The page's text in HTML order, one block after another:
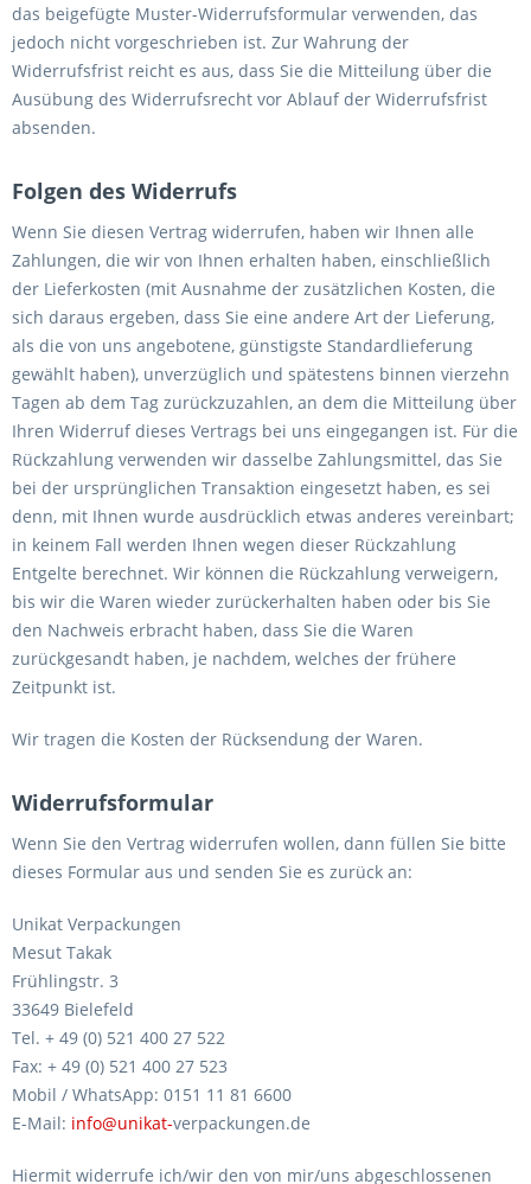
das beigefügte Muster-Widerrufsformular verwenden, das
jedoch nicht vorgeschrieben ist. Zur Wahrung der
Widerrufsfrist reicht es aus, dass Sie die Mitteilung über die
Ausübung des Widerrufsrecht vor Ablauf der Widerrufsfrist
absenden.
Folgen des Widerrufs
Wenn Sie diesen Vertrag widerrufen, haben wir Ihnen alle
Zahlungen, die wir von Ihnen erhalten haben, einschließlich
der Lieferkosten (mit Ausnahme der zusätzlichen Kosten, die
sich daraus ergeben, dass Sie eine andere Art der Lieferung,
als die von uns angebotene, günstigste Standardlieferung
gewählt haben), unverzüglich und spätestens binnen vierzehn
Tagen ab dem Tag zurückzuzahlen, an dem die Mitteilung über
Ihren Widerruf dieses Vertrags bei uns eingegangen ist. Für die
Rückzahlung verwenden wir dasselbe Zahlungsmittel, das Sie
bei der ursprünglichen Transaktion eingesetzt haben, es sei
denn, mit Ihnen wurde ausdrücklich etwas anderes vereinbart;
in keinem Fall werden Ihnen wegen dieser Rückzahlung
Entgelte berechnet. Wir können die Rückzahlung verweigern,
bis wir die Waren wieder zurückerhalten haben oder bis Sie
den Nachweis erbracht haben, dass Sie die Waren
zurückgesandt haben, je nachdem, welches der frühere
Zeitpunkt ist.
Wir tragen die Kosten der Rücksendung der Waren.
Widerrufsformular
Wenn Sie den Vertrag widerrufen wollen, dann füllen Sie bitte
dieses Formular aus und senden Sie es zurück an:
Unikat Verpackungen
Mesut Takak
Frühlingstr. 3
33649 Bielefeld
Tel. + 49 (0) 521 400 27 522
Fax: + 49 (0) 521 400 27 523
Mobil / WhatsApp: 0151 11 81 6600
E-Mail: info@unikat-verpackungen.de
Hiermit widerrufe ich/wir den von mir/uns abgeschlossenen